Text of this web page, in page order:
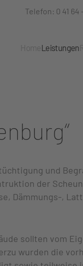
Telefon: 0 41 64
Leistungen
und
der
Dämmungs-,
sollten vom
wurden die